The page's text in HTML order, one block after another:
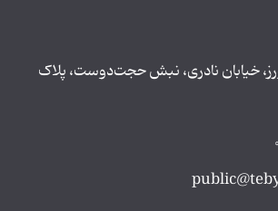
خیابان نادری، نبش حجت‌دوست، پلاک